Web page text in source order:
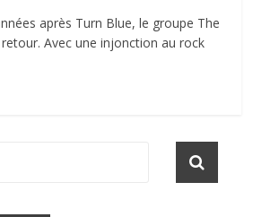
après Turn Blue, le groupe The
Avec une injonction au rock